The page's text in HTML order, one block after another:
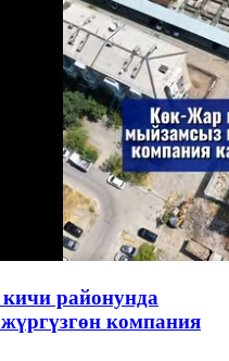
районунда
компания